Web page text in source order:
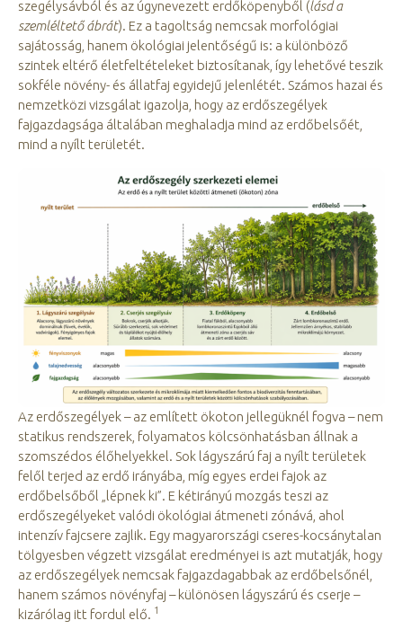
szegélysávból és az úgynevezett erdőköpenyből (lásd a
szemléltető ábrát). Ez a tagoltság nemcsak morfológiai
sajátosság, hanem ökológiai jelentőségű is: a különböző
szintek eltérő életfeltételeket biztosítanak, így lehetővé teszik
sokféle növény- és állatfaj egyidejű jelenlétét. Számos hazai és
nemzetközi vizsgálat igazolja, hogy az erdőszegélyek
fajgazdagsága általában meghaladja mind az erdőbelsőét,
mind a nyílt területét.
Az erdőszegélyek – az említett ökoton jellegüknél fogva – nem
statikus rendszerek, folyamatos kölcsönhatásban állnak a
szomszédos élőhelyekkel. Sok lágyszárú faj a nyílt területek
felől terjed az erdő irányába, míg egyes erdei fajok az
erdőbelsőből „lépnek ki”. E kétirányú mozgás teszi az
erdőszegélyeket valódi ökológiai átmeneti zónává, ahol
intenzív fajcsere zajlik. Egy magyarországi cseres-kocsánytalan
tölgyesben végzett vizsgálat eredményei is azt mutatják, hogy
az erdőszegélyek nemcsak fajgazdagabbak az erdőbelsőnél,
hanem számos növényfaj – különösen lágyszárú és cserje –
kizárólag itt fordul elő. 1